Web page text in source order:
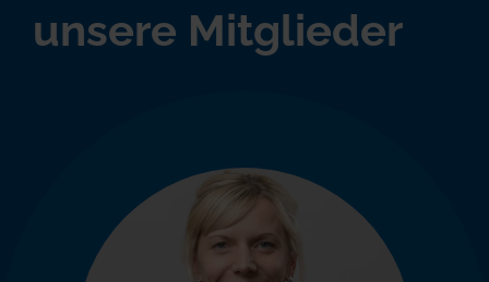
unsere Mitglieder